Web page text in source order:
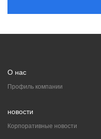
О нас
Профиль компании
новости
Корпоративные новости